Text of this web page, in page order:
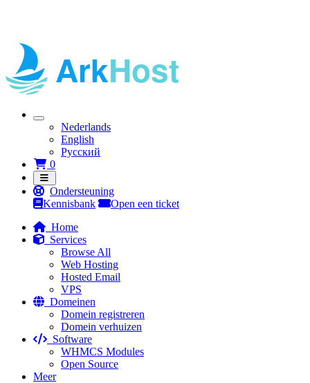
Nederlands
English
Русский
0Winkelwagen
Ondersteuning
Kennisbank
Open een ticket
Home
Services
Browse All
Web Hosting
Hosted Email
VPS
Domeinen
Domein registreren
Domein verhuizen
Software
WHMCS Modules
Open Source
Meer